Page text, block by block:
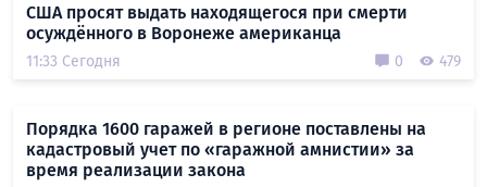
США просят выдать находящегося при смерти
осуждённого в Воронеже американца
11:33 Сегодня 0 479
Порядка 1600 гаражей в регионе поставлены на
кадастровый учет по «гаражной амнистии» за
время реализации закона